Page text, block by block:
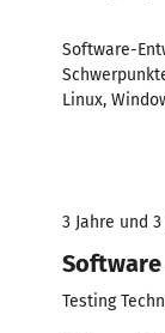
Software-
Linux,
3 Jahre und
Testing